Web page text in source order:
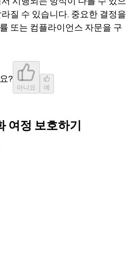
질 수 있습니다. 중요한 결정을
또는 컴플라이언스 자문을 구
?
아니요 예
여정 보호하기